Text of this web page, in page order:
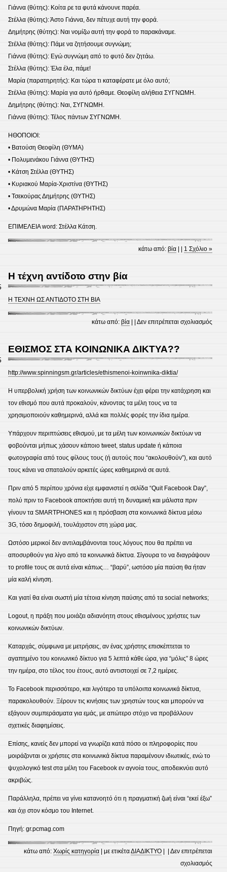
Γιάννα (θύτης): Κοίτα ρε τα φυτά κάνουνε παρέα.
Στέλλα (θύτης): Άστο Γιάννα, δεν πέτυχε αυτή την φορά.
Δημήτρης (θύτης): Ναι νομίζω αυτή την φορά το παρακάναμε.
Στέλλα (θύτης): Πάμε να ζητήσουμε συγνώμη;
Γιάννα (θύτης): Εγώ συγνώμη από το φυτό δεν ζητάω.
Στέλλα (θύτης): Έλα έλα, πάμε!
Μαρία (παρατηρητής): Και τώρα τι καταφέρατε με όλο αυτό;
Στέλλα (θύτης): Μαρία για αυτό ήρθαμε. Θεοφίλη αλήθεια ΣΥΓΝΩΜΗ.
Δημήτρης (θύτης): Ναι, ΣΥΓΝΩΜΗ.
Γιάννα (θύτης): Τέλος πάντων ΣΥΓΝΩΜΗ.
ΗΘΟΠΟΙΟΙ:
• Βατούση Θεοφίλη (ΘΥΜΑ)
• Πολυμενάκου Γιάννα (ΘΥΤΗΣ)
• Κάτση Στέλλα (ΘΥΤΗΣ)
• Κυριακού Μαρία-Χριστίνα (ΘΥΤΗΣ)
• Τσεκούρας Δημήτρης (ΘΥΤΗΣ)
• Δρυμώνα Μαρία (ΠΑΡΑΤΗΡΗΤΗΣ)
ΕΠΙΜΕΛΕΙΑ word: Στέλλα Κάτση.
κάτω από:βία 1 Σχόλιο »
Η τέχνη αντίδοτο στην βία
Η ΤΕΧΝΗ ΩΣ ΑΝΤΙΔΟΤΟ ΣΤΗ ΒΙΑ
κάτω από:βία | |Δεν επιτρέπεται σχολιασμός
ΕΘΙΣΜΟΣ ΣΤΑ ΚΟΙΝΩΝΙΚΑ ΔΙΚΤΥΑ??
http://www.spinningsm.gr/articles/ethismenoi-koinwnika-diktia/
Η υπερβολική χρήση των κοινωνικών δικτύων έχει φέρει την κατάχρηση και
τον εθισμό που αυτά προκαλούν, κάνοντας τα μέλη τους να τα
χρησιμοποιούν καθημερινά, αλλά και πολλές φορές την ίδια ημέρα.
Υπάρχουν περιπτώσεις εθισμού, με τα μέλη των κοινωνικών δικτύων να
φοβούνται μήπως χάσουν κάποιο tweet, status update ή κάποια
φωτογραφία από τους φίλους τους (ή αυτούς που “ακολουθούν”), και αυτό
τους κάνει να σπαταλούν αρκετές ώρες καθημερινά σε αυτά.
Πριν από 5 περίπου χρόνια είχε εμφανιστεί η σελίδα “Quit Facebook Day”,
πολύ πριν το Facebook αποκτήσει αυτή τη δυναμική και μάλιστα πριν
γίνουν τα SMARTPHONES και η πρόσβαση στα κοινωνικά δίκτυα μέσω
3G, τόσο δημοφιλή, τουλάχιστον στη χώρα μας.
Ωστόσο μερικοί δεν αντιλαμβάνονται τους λόγους που θα πρέπει να
αποσυρθούν για λίγο από τα κοινωνικά δίκτυα. Σίγουρα το να διαγράψουν
το profile τους σε αυτά είναι κάπως… “βαρύ”, ωστόσο μία παύση θα ήταν
μία καλή κίνηση.
Και γιατί θα είναι σωστή μία τέτοια κίνηση παύσης από τα social networks;
Logout, η πράξη που μοιάζει αδιανόητη στους εθισμένους χρήστες των
κοινωνικών δικτύων.
Καταρχάς, σύμφωνα με μετρήσεις, αν ένας χρήστης επισκέπτεται το
αγαπημένο του κοινωνικό δίκτυο για 5 λεπτά κάθε ώρα, για “μόλις” 8 ώρες
την ημέρα, στο τέλος του έτους, αυτό αντιστοιχεί σε 7,2 ημέρες.
Το Facebook περισσότερο, και λιγότερο τα υπόλοιπα κοινωνικά δίκτυα,
παρακολουθούν. Ξέρουν τις κινήσεις των χρηστών τους και μπορούν να
εξάγουν συμπεράσματα για εμάς, με απώτερο στόχο να προβάλλουν
σχετικές διαφημίσεις.
Επίσης, κανείς δεν μπορεί να γνωρίζει κατά πόσο οι πληροφορίες που
μοιράζονται οι χρήστες στα κοινωνικά δίκτυα παραμένουν ιδιωτικές, ενώ το
ψυχολογικό test στα μέλη του Facebook εν αγνοία τους, αποδεικνύει αυτό
ακριβώς.
Παράλληλα, πρέπει να γίνει κατανοητό ότι η πραγματική ζωή είναι “εκεί έξω”
και όχι στον κόσμο του Internet.
Πηγή: gr.pcmag.com
κάτω από:Χωρίς κατηγορία | με ετικέταΔΙΑΔΙΚΤΥΟ | |Δεν επιτρέπεται
σχολιασμός